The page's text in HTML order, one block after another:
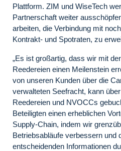
Plattform. ZIM und WiseTech
Partnerschaft weiter
arbeiten, die Verbindung mit
Kontrakt- und Spotraten, zu
„Es ist großartig, dass wir mit
Reedereien einen Meilenstein
von unseren Kunden über die
verwalteten Seefracht, kann
Reedereien und NVOCCs
Beteiligten einen erheblichen
Supply-Chain, indem wir
Betriebsabläufe verbessern und
entscheidenden Informationen